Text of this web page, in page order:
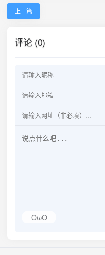
上一篇
评论 (0)
OωO